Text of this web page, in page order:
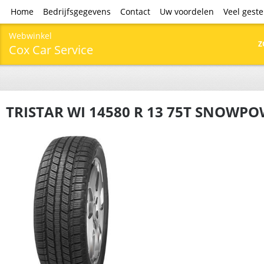
Home Bedrijfsgegevens Contact Uw voordelen Veel
Webwinkel
Cox Car Service
TRISTAR WI 14580 R 13 75T